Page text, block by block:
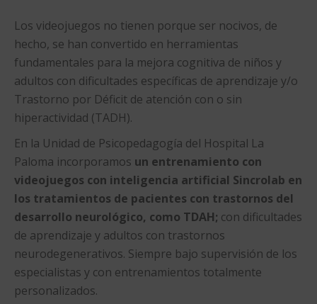
Los videojuegos no tienen porque ser nocivos, de
hecho, se han convertido en herramientas
fundamentales para la mejora cognitiva de niños y
adultos con dificultades específicas de aprendizaje y/o
Trastorno por Déficit de atención con o sin
hiperactividad (TADH).
En la Unidad de Psicopedagogía del Hospital La
Paloma incorporamos un entrenamiento con
videojuegos con inteligencia artificial Sincrolab en
los tratamientos de pacientes con trastornos del
desarrollo neurológico, como TDAH; con dificultades
de aprendizaje y adultos con trastornos
neurodegenerativos. Siempre bajo supervisión de los
especialistas y con entrenamientos totalmente
personalizados.